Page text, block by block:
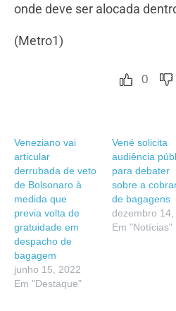
onde deve ser alocada
(Metro1)
0
Veneziano vai
articular
derrubada de veto
de Bolsonaro à
medida que
previa volta de
gratuidade em
despacho de
bagagem
junho 15, 2022
Em "Destaque"
Vené solicita
audiência
para debater
sobre a
de bagagens
dezembro 14,
Em "Notícias"